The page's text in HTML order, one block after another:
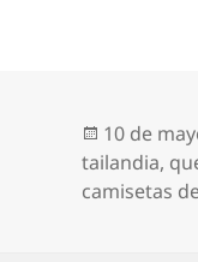
Publicado
el
10 de
tailandia,
camisetas